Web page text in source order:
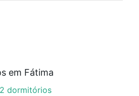
em Fátima
dormitórios